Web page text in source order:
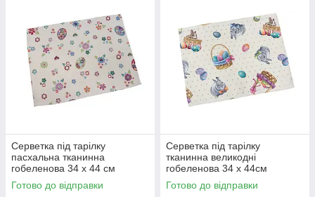
Серветка під тарілку
пасхальна тканинна
гобеленова 34 х 44 см
серветки під тарілки
великодні
Готово до відправки
Серветка під тарілку
тканинна великодні
гобеленова 34 х 44см
серветки під тарілки
великодні
Готово до відправки